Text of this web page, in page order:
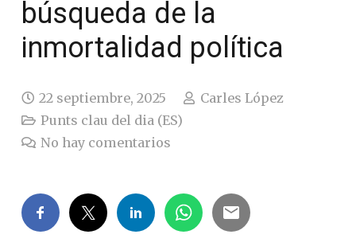
búsqueda de la
inmortalidad política
22 septiembre, 2025
Carles López
Punts clau del dia (ES)
No hay comentarios